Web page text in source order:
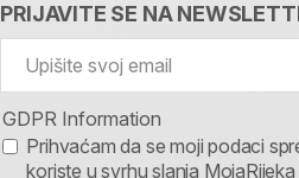
PRIJAVITE SE NA
GDPR Information
Prihvaćam da se moji podaci
koriste u svrhu slanja